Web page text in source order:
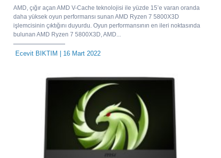
AMD, çığır açan AMD V-Cache teknolojisi ile yüzde 15’e varan oranda
daha yüksek oyun performansı sunan AMD Ryzen 7 5800X3D
işlemcisinin çıktığını duyurdu. Oyun performansının en ileri noktasında
bulunan AMD Ryzen 7 5800X3D, AMD...
Ecevit BIKTIM | 16 Mart 2022